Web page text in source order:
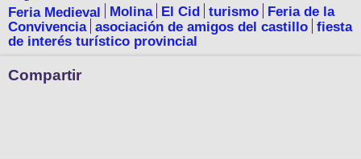
Feria Medieval
Molina El Cid turismo
Feria de la
Convivencia asociación de amigos del castillo fiesta
de interés turístico provincial
Compartir